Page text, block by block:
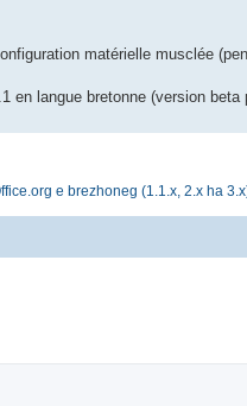
matérielle musclée
en langue bretonne (version
e brezhoneg (1.1.x, 2.x ha